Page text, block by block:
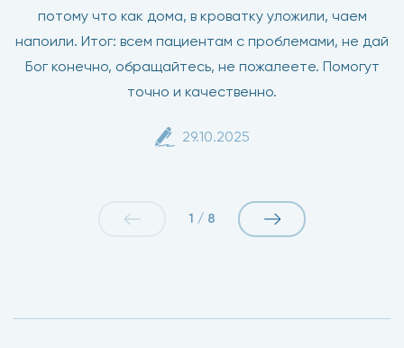
потому что как дома, в кроватку уложили, чаем
напоили. Итог: всем пациентам с проблемами, не дай
Бог конечно, обращайтесь, не пожалеете. Помогут
точно и качественно.
29.10.2025
1 / 8